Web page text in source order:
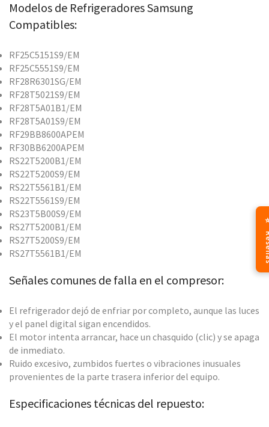
Modelos de Refrigeradores Samsung
Compatibles:
RF25C5151S9/EM
RF25C5551S9/EM
RF28R6301SG/EM
RF28T5021S9/EM
RF28T5A01B1/EM
RF28T5A01S9/EM
RF29BB8600APEM
RF30BB6200APEM
RS22T5200B1/EM
RS22T5200S9/EM
RS22T5561B1/EM
RS22T5561S9/EM
RS23T5B00S9/EM
RS27T5200B1/EM
RS27T5200S9/EM
RS27T5561B1/EM
Señales comunes de falla en el compresor:
El refrigerador dejó de enfriar por completo, aunque las luces
y el panel digital sigan encendidos.
El motor intenta arrancar, hace un chasquido (clic) y se apaga
de inmediato.
Ruido excesivo, zumbidos fuertes o vibraciones inusuales
provenientes de la parte trasera inferior del equipo.
Especificaciones técnicas del repuesto:
⭐